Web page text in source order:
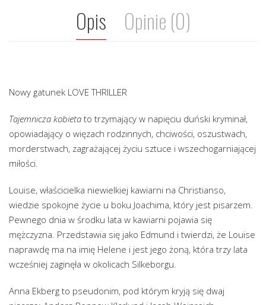
Opis Opinie (0)
Nowy gatunek LOVE THRILLER
Tajemnicza kobieta to trzymający w napięciu duński kryminał,
opowiadający o więzach rodzinnych, chciwości, oszustwach,
morderstwach, zagrażającej życiu sztuce i wszechogarniającej
miłości.
Louise, właścicielka niewielkiej kawiarni na Christianso,
wiedzie spokojne życie u boku Joachima, który jest pisarzem.
Pewnego dnia w środku lata w kawiarni pojawia się
mężczyzna. Przedstawia się jako Edmund i twierdzi, że Louise
naprawdę ma na imię Helene i jest jego żoną, która trzy lata
wcześniej zaginęła w okolicach Silkeborgu.
Anna Ekberg to pseudonim, pod którym kryją się dwaj